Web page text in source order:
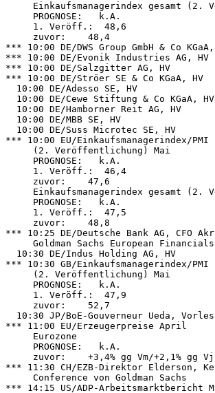
Einkaufsmanagerindex gesamt (2.
     PROGNOSE:   k.A.
     1. Veröff.:  48,6
     zuvor:    48,4
*** 10:00 DE/DWS Group GmbH & Co
*** 10:00 DE/Evonik Industries AG, HV
*** 10:00 DE/Salzgitter AG, HV
*** 10:00 DE/Ströer SE & Co KGaA, HV
  10:00 DE/Adesso SE, HV
  10:00 DE/Cewe Stiftung & Co KGaA, HV
  10:00 DE/Hamborner Reit AG, HV
  10:00 DE/MBB SE, HV
  10:00 DE/Suss Microtec SE, HV
*** 10:00 EU/Einkaufsmanagerindex/
     (2. Veröffentlichung) Mai
     PROGNOSE:   k.A.
     1. Veröff.:  46,4
     zuvor:    47,6
Einkaufsmanagerindex gesamt (2.
     PROGNOSE:   k.A.
     1. Veröff.:  47,5
     zuvor:    48,8
*** 10:25 DE/Deutsche Bank AG, CFO
Goldman Sachs European
  10:30 DE/Indus Holding AG, HV
*** 10:30 GB/Einkaufsmanagerindex/
     (2. Veröffentlichung) Mai
     PROGNOSE:   k.A.
     1. Veröff.:  47,9
     zuvor:    52,7
10:30 JP/BoE-Gouverneur Ueda,
*** 11:00 EU/Erzeugerpreise April
     Eurozone
     PROGNOSE:   k.A.
     zuvor:    +3,4% gg Vm/+2,1% gg Vj
*** 11:30 CH/EZB-Direktor Elderson,
     Conference von Goldman Sachs
*** 14:15 US/ADP-Arbeitsmarktbericht